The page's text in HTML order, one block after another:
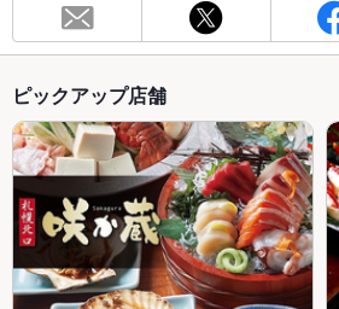
ピックアップ店舗